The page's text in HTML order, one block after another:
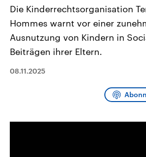
Landtagswahl Sachsen-Anhalt
2026
Alle Informationen
Sachsen-Anhalt wählt am 6.
Landtag. Seit 2021 wird das
Wahlprogramme, aktuelle Berichte
und Kandidaten der anstehenden
USA
Die Kinderrechtsorganisation
Hommes warnt vor einer
Ausnutzung von Kindern in
Beiträgen ihrer Eltern.
08.11.2025